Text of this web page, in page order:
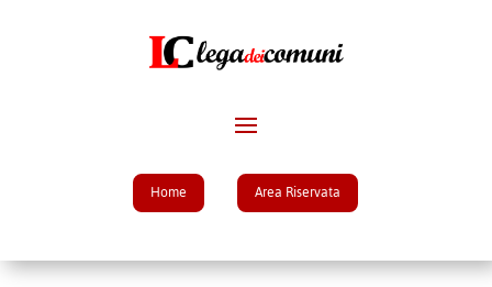
Home Area Riservata